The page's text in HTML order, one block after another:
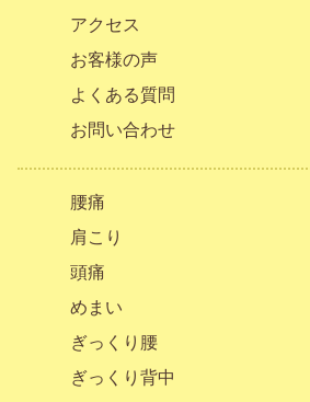
アクセス
お客様の声
よくある質問
お問い合わせ
腰痛
肩こり
頭痛
めまい
ぎっくり腰
ぎっくり背中